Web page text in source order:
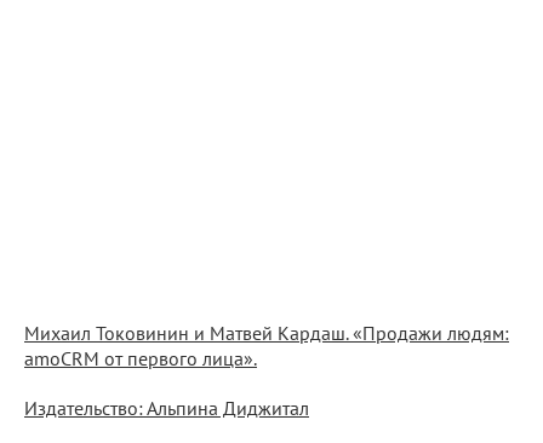
Михаил Токовинин и Матвей Кардаш. «Продажи людям:
amoCRM от первого лица».
Издательство: Альпина Диджитал